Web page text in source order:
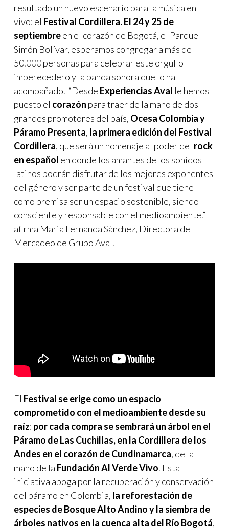
resultado un nuevo escenario para la música en
vivo: el Festival Cordillera. El 24 y 25 de
septiembreen el corazón de Bogotá, el Parque
Simón Bolívar, esperamos congregar a más de
50.000 personas para celebrar este orgullo
imperecedero y la banda sonora que lo ha
acompañado. “Desde Experiencias Aval le hemos
puesto el corazón para traer de la mano de dos
grandes promotores del país, Ocesa Colombia y
Páramo Presenta, la primera edición del Festival
Cordillera, que será un homenaje al poder del rock
en español en donde los amantes de los sonidos
latinos podrán disfrutar de los mejores exponentes
del género y ser parte de un festival que tiene
como premisa ser un espacio sostenible, siendo
consciente y responsable con el medioambiente.”
afirma Maria Fernanda Sánchez, Directora de
Mercadeo de Grupo Aval.
El Festival se erige como un espacio
comprometido con el medioambiente desde su
raíz: por cada compra se sembrará un árbol en el
Páramo de Las Cuchillas, en la Cordillera de los
Andes en el corazón de Cundinamarca, de la
mano de la Fundación Al Verde Vivo. Esta
iniciativa aboga por la recuperación y conservación
del páramo en Colombia, la reforestación de
especies de Bosque Alto Andino y la siembra de
árboles nativos en la cuenca alta del Río Bogotá,